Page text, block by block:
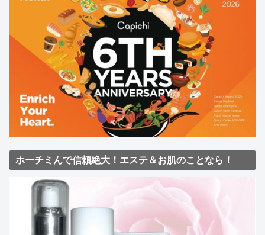
ホーチミんで信頼絶大！エステ＆お肌のことなら！